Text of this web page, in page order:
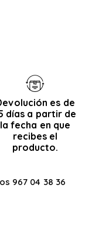
es de
días a partir de
la fecha en que
recibes el
producto.
967 04 38 36